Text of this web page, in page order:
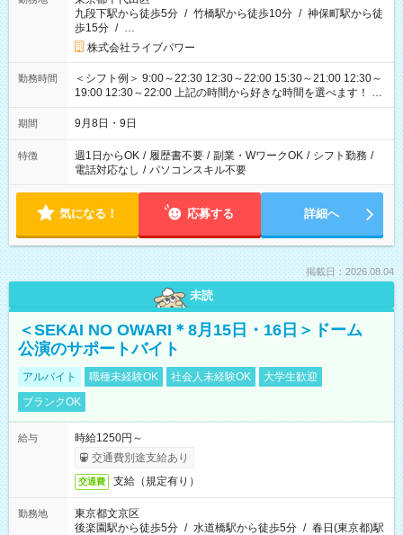
九段下駅から徒歩5分 / 竹橋駅から徒歩10分 / 神保町駅から徒
歩15分 / …
株式会社ライブパワー
勤務時間
＜シフト例＞ 9:00～22:30 12:30～22:00 15:30～21:00 12:30～
19:00 12:30～22:00 上記の時間から好きな時間を選べます！ ※
時間は変更となる可能性があります
期間 9月8日・9日
特徴 週1日からOK / 履歴書不要 / 副業・WワークOK / シフト勤務 /
電話対応なし / パソコンスキル不要
気になる！ 応募する 詳細へ
掲載日：2026.08.04
未読
＜SEKAI NO OWARI＊8月15日・16日＞ドーム
公演のサポートバイト
アルバイト 職種未経験OK 社会人未経験OK
大学生歓迎
ブランクOK
給与
時給1250円～
交通費別途支給あり
交通費 支給（規定有り）
勤務地
東京都文京区
後楽園駅から徒歩5分 / 水道橋駅から徒歩5分 / 春日(東京都)駅